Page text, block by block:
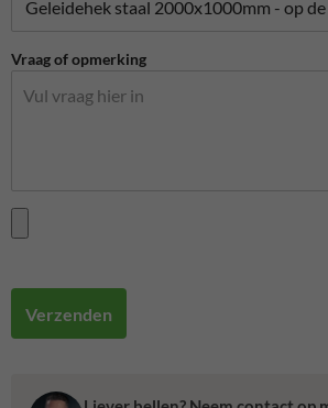
Vraag of opmerking
Verzenden